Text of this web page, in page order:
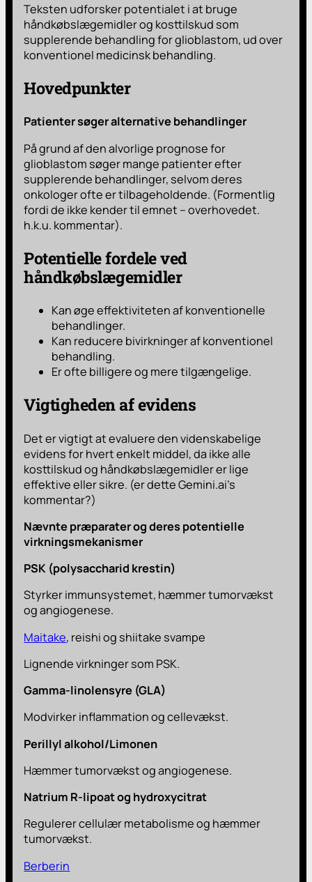
Teksten udforsker potentialet i at bruge
håndkøbslægemidler og kosttilskud som
supplerende behandling for glioblastom, ud over
konventionel medicinsk behandling.
Hovedpunkter
Patienter søger alternative behandlinger
På grund af den alvorlige prognose for
glioblastom søger mange patienter efter
supplerende behandlinger, selvom deres
onkologer ofte er tilbageholdende. (Formentlig
fordi de ikke kender til emnet – overhovedet.
h.k.u. kommentar).
Potentielle fordele ved
håndkøbslægemidler
Kan øge effektiviteten af konventionelle
behandlinger.
Kan reducere bivirkninger af konventionel
behandling.
Er ofte billigere og mere tilgængelige.
Vigtigheden af evidens
Det er vigtigt at evaluere den videnskabelige
evidens for hvert enkelt middel, da ikke alle
kosttilskud og håndkøbslægemidler er lige
effektive eller sikre. (er dette Gemini.ai’s
kommentar?)
Nævnte præparater og deres potentielle
virkningsmekanismer
PSK (polysaccharid krestin)
Styrker immunsystemet, hæmmer tumorvækst
og angiogenese.
Maitake, reishi og shiitake svampe
Lignende virkninger som PSK.
Gamma-linolensyre (GLA)
Modvirker inflammation og cellevækst.
Perillyl alkohol/Limonen
Hæmmer tumorvækst og angiogenese.
Natrium R-lipoat og hydroxycitrat
Regulerer cellulær metabolisme og hæmmer
tumorvækst.
Berberin